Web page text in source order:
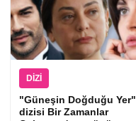
DIZI
"Güneşin Doğduğu Yer"
dizisi Bir Zamanlar